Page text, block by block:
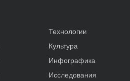
Технологии
Культура
Инфографика
Исследования